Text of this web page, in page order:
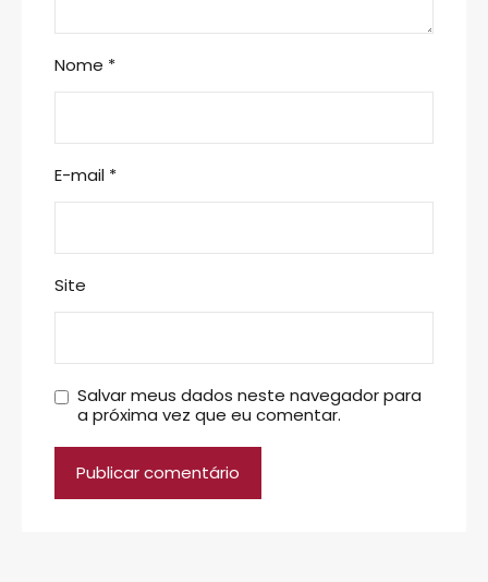
Nome *
E-mail *
Site
Salvar meus dados neste navegador para
a próxima vez que eu comentar.